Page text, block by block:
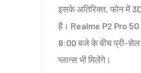
इसके अतिरिक्त, फोन में
है। Realme P2 Pro
8:00 बजे के बीच प्री-सेल
प्लान्स भी मिलेंगे।